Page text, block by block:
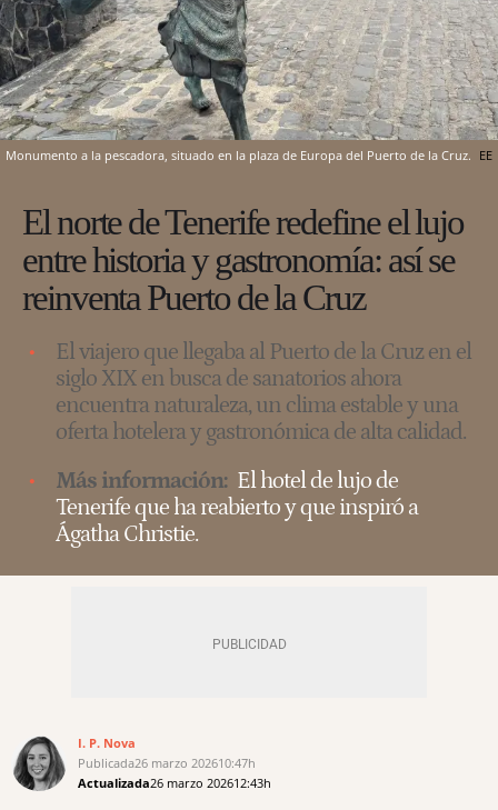
El norte de Tenerife redefine el lujo
entre historia y gastronomía: así se
reinventa Puerto de la Cruz
El viajero que llegaba al Puerto de la Cruz en el
siglo XIX en busca de sanatorios ahora
encuentra naturaleza, un clima estable y una
oferta hotelera y gastronómica de alta calidad.
Más información: El hotel de lujo de
Tenerife que ha reabierto y que inspiró a
Ágatha Christie.
Monumento a la pescadora, situado en la plaza de Europa del Puerto de la Cruz. EE
I. P. Nova
Publicada26 marzo 202610:47h
Actualizada26 marzo 202612:43h